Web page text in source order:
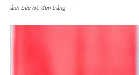
ảnh bác hồ đen trắng